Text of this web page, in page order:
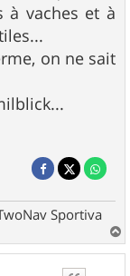
à vaches et à
on ne sait
Sportiva
a
u